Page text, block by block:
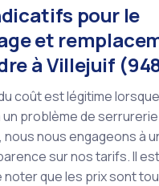
pour le
et
à Villejuif
coût est légitime
problème de
nous nous engageons à
sur nos tarifs. Il est
noter que les prix sont